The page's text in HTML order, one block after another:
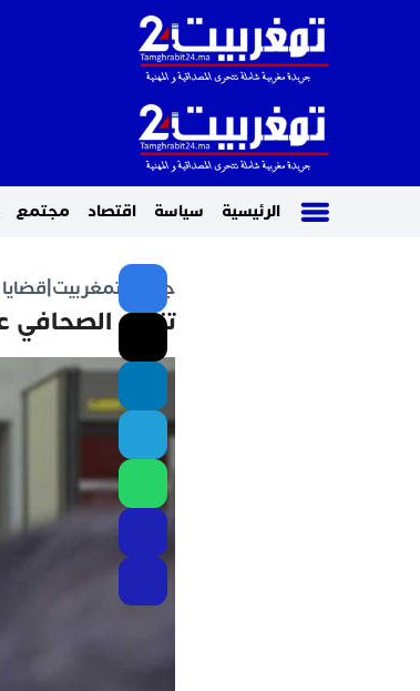
الرئيسية سياسة اقتصاد مجتمع
جريدة تمغربيت
تنقيل الصحافي